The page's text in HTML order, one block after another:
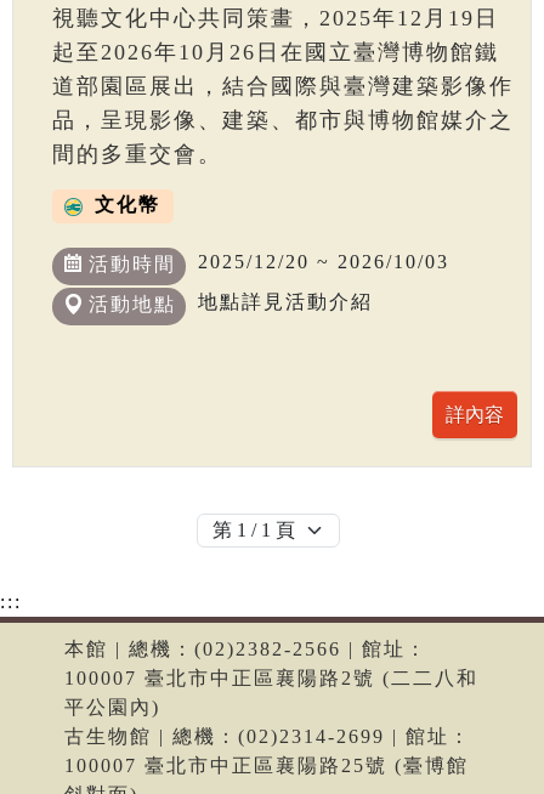
視聽文化中心共同策畫，2025年12月19日
起至2026年10月26日在國立臺灣博物館鐵
道部園區展出，結合國際與臺灣建築影像作
品，呈現影像、建築、都市與博物館媒介之
間的多重交會。
文化幣
活動時間 2025/12/20 ~ 2026/10/03
活動地點 地點詳見活動介紹
:::
本館 | 總機：(02)2382-2566 | 館址：
100007 臺北市中正區襄陽路2號 (二二八和
平公園內)
古生物館 | 總機：(02)2314-2699 | 館址：
100007 臺北市中正區襄陽路25號 (臺博館